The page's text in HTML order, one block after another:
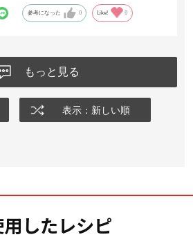
参考になった 0 Like! 0
もっと見る
表示：新しい順
したレシピ